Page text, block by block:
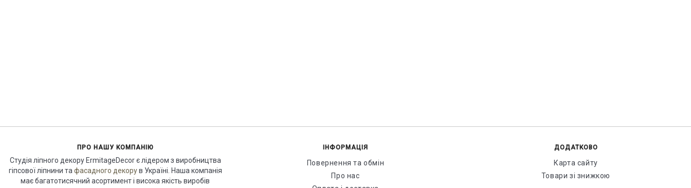
ПРО НАШУ КОМПАНІЮ
Студія ліпного декору ErmitageDecor є лідером з виробництва
гіпсової ліпнини та фасадного декорув Україні. Наша компанія
має багатотисячний асортимент і висока якість виробів
ІНФОРМАЦІЯ
Повернення та обмін
Про нас
ДОДАТКОВО
Карта сайту
Товари зі знижкою